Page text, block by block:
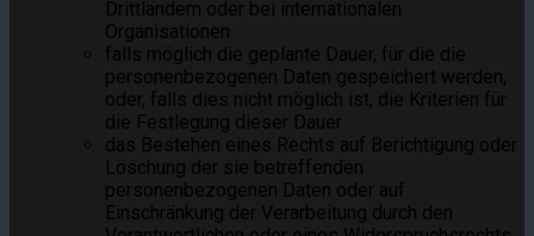
Drittländern oder bei internationalen
Organisationen
falls möglich die geplante Dauer, für die die
personenbezogenen Daten gespeichert werden,
oder, falls dies nicht möglich ist, die Kriterien für
die Festlegung dieser Dauer
das Bestehen eines Rechts auf Berichtigung oder
Löschung der sie betreffenden
personenbezogenen Daten oder auf
Einschränkung der Verarbeitung durch den